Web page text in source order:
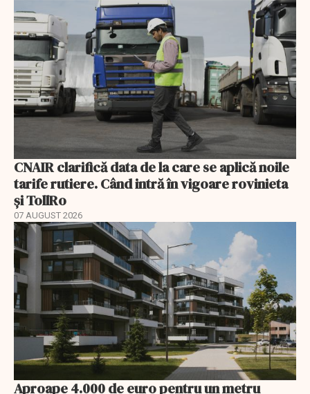
CNAIR clarifică data de la care se aplică noile
tarife rutiere. Când intră în vigoare rovinieta
și TollRo
07 AUGUST 2026
Aproape 4.000 de euro pentru un metru